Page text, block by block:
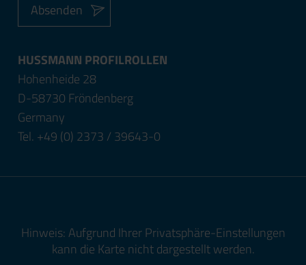
Absenden
HUSSMANN PROFILROLLEN
Hohenheide 28
D-58730 Fröndenberg
Germany
Tel. +49 (0) 2373 / 39643-0
Hinweis: Aufgrund Ihrer Privatsphäre-Einstellungen
kann die Karte nicht dargestellt werden.